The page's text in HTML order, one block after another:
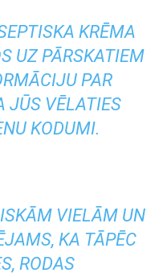
KRĒMA
UZ PĀRSKATIEM
PAR
JŪS VĒLATIES
KODUMI.
VIELĀM UN
KA TĀPĒC
RODAS